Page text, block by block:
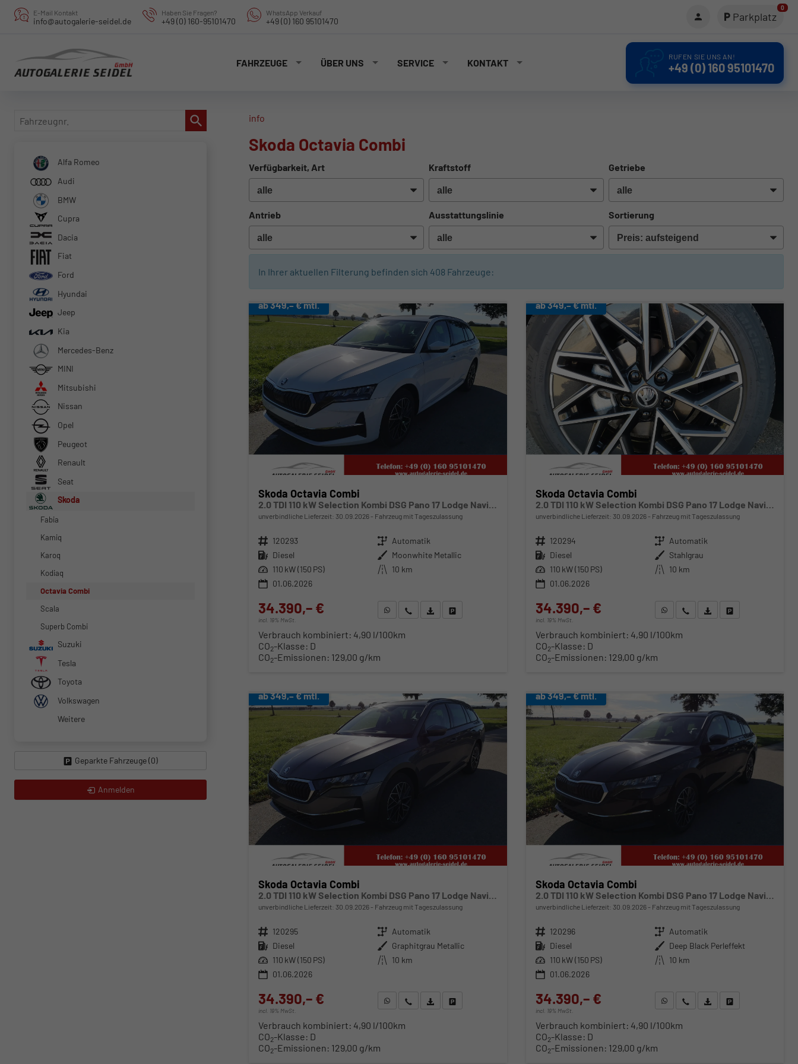
E-Mail Kontakt
info@autogalerie-seidel.de
Haben Sie Fragen?
+49 (0) 160-95101470
WhatsApp Verkauf
+49 (0) 160 95101470 Parkplatz
0
FAHRZEUGE ÜBER UNS SERVICE KONTAKT
RUFEN SIE UNS AN!
+49 (0) 160 95101470
info
Skoda Octavia Combi
Verfügbarkeit, Art Kraftstoff Getriebe
Antrieb Ausstattungslinie Sortierung
In Ihrer aktuellen Filterung befinden sich 408 Fahrzeuge:
ab 349,– € mtl.
Skoda Octavia Combi
2.0 TDI 110 kW Selection Kombi DSG Pano 17 Lodge Navi PDC GV5 el. Hk
unverbindliche Lieferzeit: 30.09.2026 Fahrzeug mit Tageszulassung
Fahrzeugnr. 120293 Getriebe Automatik
Kraftstoff Diesel Außenfarbe Moonwhite Metallic
Leistung 110 kW (150 PS) Kilometerstand 10 km
01.06.2026
34.390,– €
incl. 19% MwSt.
WhatsApp anfragen
Wir rufen Sie anFahrzeugexposé (PDF)
Verbrauch kombiniert: 4,90 l/100km
CO2-Klasse: D
CO2-Emissionen: 129,00 g/km
ab 349,– € mtl.
Skoda Octavia Combi
2.0 TDI 110 kW Selection Kombi DSG Pano 17 Lodge Navi PDC GV5 el. Hk
unverbindliche Lieferzeit: 30.09.2026 Fahrzeug mit Tageszulassung
Fahrzeugnr. 120294 Getriebe Automatik
Kraftstoff Diesel Außenfarbe Stahlgrau
Leistung 110 kW (150 PS) Kilometerstand 10 km
01.06.2026
34.390,– €
incl. 19% MwSt.
WhatsApp anfragen
Wir rufen Sie anFahrzeugexposé (PDF)
Fahrzeug parken
Verbrauch kombiniert: 4,90 l/100km
CO2-Klasse: D
CO2-Emissionen: 129,00 g/km
ab 349,– € mtl.
Skoda Octavia Combi
unverbindliche Lieferzeit: 30.09.2026 Fahrzeug mit Tageszulassung
Fahrzeugnr. 120295 Getriebe Automatik
Kraftstoff Diesel Außenfarbe Graphitgrau Metallic
Leistung 110 kW (150 PS) Kilometerstand 10 km
01.06.2026
34.390,– €
incl. 19% MwSt.
WhatsApp anfragen
Wir rufen Sie anFahrzeugexposé (PDF)
Verbrauch kombiniert: 4,90 l/100km
CO2-Klasse: D
CO2-Emissionen: 129,00 g/km
ab 349,– € mtl.
Skoda Octavia Combi
unverbindliche Lieferzeit: 30.09.2026 Fahrzeug mit Tageszulassung
Fahrzeugnr. 120296 Getriebe Automatik
Kraftstoff Diesel Außenfarbe Deep Black Perleffekt
Leistung 110 kW (150 PS) Kilometerstand 10 km
01.06.2026
34.390,– €
incl. 19% MwSt.
WhatsApp anfragen
Wir rufen Sie anFahrzeugexposé (PDF)
Fahrzeug parken
Verbrauch kombiniert: 4,90 l/100km
CO2-Klasse: D
CO2-Emissionen: 129,00 g/km
Fahrzeugnr.
Alfa Romeo
Audi
BMW
Cupra
Dacia
Fiat
Ford
Hyundai
Jeep
Kia
Mercedes-Benz
MINI
Mitsubishi
Nissan
Opel
Peugeot
Renault
Seat
Skoda
Fabia
Kamiq
Karoq
Kodiaq
Octavia Combi
Scala
Superb Combi
Suzuki
Tesla
Toyota
Volkswagen
Weitere
Geparkte Fahrzeuge (0)
Anmelden